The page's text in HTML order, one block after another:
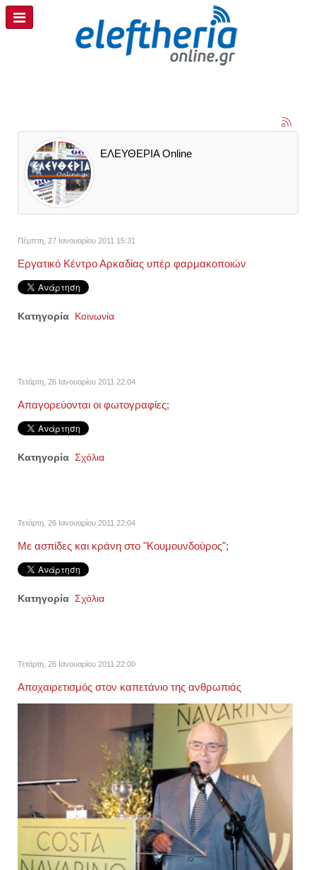
ΕΛΕΥΘΕΡΙΑ Online
Πέμπτη, 27 Ιανουαρίου 2011 15:31
Εργατικό Κέντρο Αρκαδίας υπέρ φαρμακοποιών
Κατηγορία Κοινωνία
Τετάρτη, 26 Ιανουαρίου 2011 22:04
Απαγορεύονται οι φωτογραφίες;
Κατηγορία Σχόλια
Τετάρτη, 26 Ιανουαρίου 2011 22:04
Με ασπίδες και κράνη στο "Κουμουνδούρος";
Κατηγορία Σχόλια
Τετάρτη, 26 Ιανουαρίου 2011 22:00
Αποχαιρετισμός στον καπετάνιο της ανθρωπιάς